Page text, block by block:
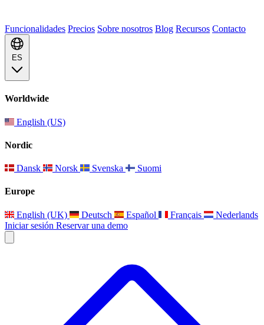
Funcionalidades Precios Sobre nosotros Blog Recursos Contacto
ES
Worldwide
English (US)
Nordic
Dansk Norsk Svenska Suomi
Europe
English (UK) Deutsch Español Français
Nederlands
Iniciar sesión Reservar una demo